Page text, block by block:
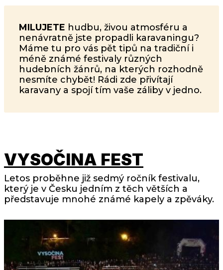
MILUJETE hudbu, živou atmosféru a
nenávratně jste propadli karavaningu?
Máme tu pro vás pět tipů na tradiční i
méně známé festivaly různých
hudebních žánrů, na kterých rozhodně
nesmíte chybět! Rádi zde přivítají
karavany a spojí tím vaše záliby v jedno.
VYSOČINA FEST
Letos proběhne již sedmý ročník festivalu,
který je v Česku jedním z těch větších a
představuje mnohé známé kapely a zpěváky.